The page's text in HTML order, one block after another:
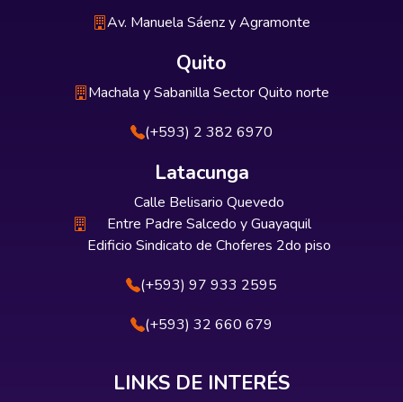
Av. Manuela Sáenz y Agramonte
Quito
Machala y Sabanilla Sector Quito norte
(+593) 2 382 6970
Latacunga
Calle Belisario Quevedo
Entre Padre Salcedo y Guayaquil
Edificio Sindicato de Choferes 2do piso
(+593) 97 933 2595
(+593) 32 660 679
LINKS DE INTERÉS